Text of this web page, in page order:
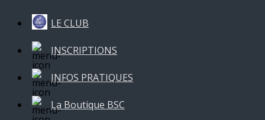
LE CLUB
INSCRIPTIONS
INFOS PRATIQUES
La Boutique BSC